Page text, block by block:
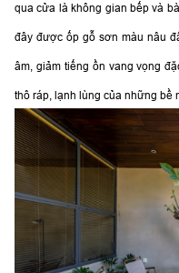
qua cửa là không gian bếp và
đây được ốp gỗ sơn màu nâu
âm, giảm tiếng ồn vang vọng
thô ráp, lạnh lùng của những bề